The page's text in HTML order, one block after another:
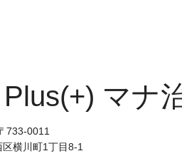
マナ
733-0011
区横川町1丁目8-1